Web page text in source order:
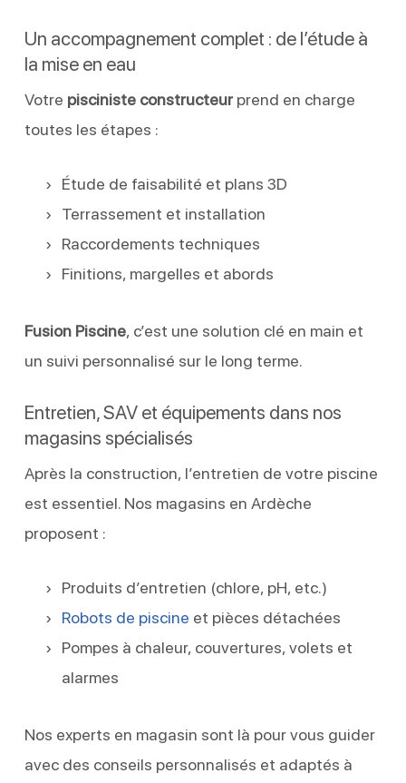
Un accompagnement complet : de l’étude à
la mise en eau
Votre pisciniste constructeurprend en charge
toutes les étapes :
Étude de faisabilité et plans 3D
Terrassement et installation
Raccordements techniques
Finitions, margelles et abords
Fusion Piscine, c’est une solution clé en main et
un suivi personnalisé sur le long terme.
Entretien, SAV et équipements dans nos
magasins spécialisés
Après la construction, l’entretien de votre piscine
est essentiel. Nos magasins en Ardèche
proposent :
Produits d’entretien (chlore, pH, etc.)
Robots de piscine et pièces détachées
Pompes à chaleur, couvertures, volets et
alarmes
Nos experts en magasin sont là pour vous guider
avec des conseils personnalisés et adaptés à